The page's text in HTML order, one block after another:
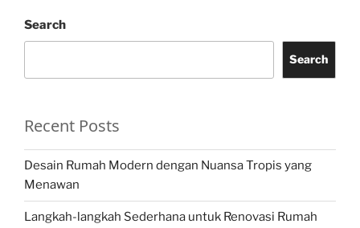
Search
Search
Recent Posts
Desain Rumah Modern dengan Nuansa Tropis yang
Menawan
Langkah-langkah Sederhana untuk Renovasi Rumah